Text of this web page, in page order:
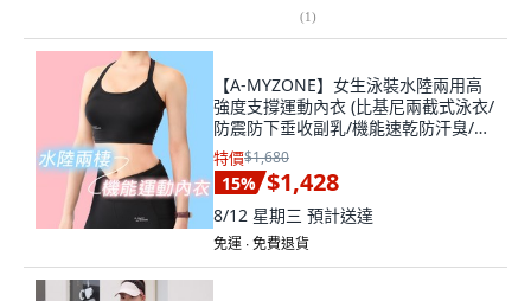
(1)
【A-MYZONE】女生泳裝水陸兩用高
強度支撐運動內衣 (比基尼兩截式泳衣/
防震防下垂收副乳/機能速乾防汗臭/隨
附兩款厚薄胸墊/台灣製造), 黑色
特價$1,680
15% $1,428
8/12 星期三 預計送達
免運 ∙ 免費退貨